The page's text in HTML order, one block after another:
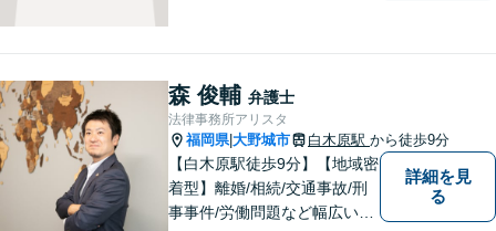
に対応しております。安心し
てお任せください。
森 俊輔 弁護士
法律事務所アリスタ
福岡県|大野城市 白木原駅 から徒歩9分
【白木原駅徒歩9分】【地域密
着型】離婚/相続/交通事故/刑
事事件/労働問題など幅広い事
詳細を見
る